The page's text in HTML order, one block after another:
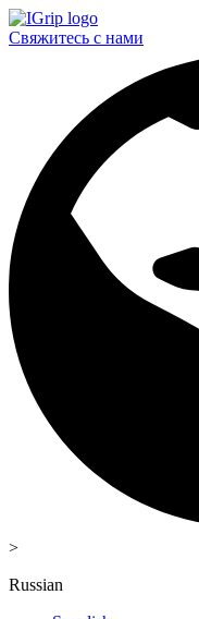
Свяжитесь с нами
>
Russian